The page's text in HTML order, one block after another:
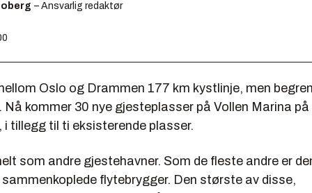
– Ansvarlig redaktør
Oslo og Drammen 177 km kystlinje, men
Nå kommer 30 nye gjesteplasser på Vollen Marina på
tillegg til ti eksisterende plasser.
som andre gjestehavner. Som de fleste andre er
sammenkoplede flytebrygger. Den største av disse,